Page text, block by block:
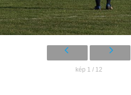
kép 1 / 12